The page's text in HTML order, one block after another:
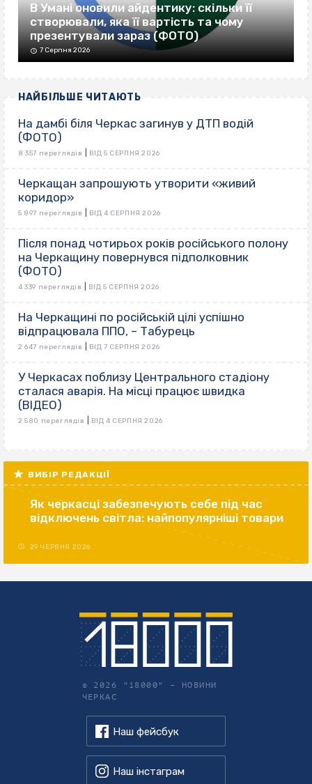
В Умані оновили айдентику: скільки її
створювали, яка її вартість та чому
презентували зараз (ФОТО)
7 Серпня 2026
НАЙБІЛЬШЕ ЧИТАЮТЬ
На дамбі біля Черкас загинув у ДТП водій
(ФОТО)
8 357 переглядів ВІД 5 СЕРПНЯ 2026
Черкащан запрошують утворити «живий
коридор»
5 897 переглядів ВІД 4 СЕРПНЯ 2026
Після понад чотирьох років російського полону
на Черкащину повернувся підполковник
(ФОТО)
4 339 переглядів ВІД 5 СЕРПНЯ 2026
На Черкащині по російській цілі успішно
відпрацювала ППО, – Табурець
2 647 переглядів ВІД 7 СЕРПНЯ 2026
У Черкасах поблизу Центрального стадіону
сталася аварія. На місці працює швидка
(ВІДЕО)
2 580 переглядів ВІД 4 СЕРПНЯ 2026
ВИБІР РЕДАКЦІЇ
Як черкасці забезпечують себе під час
відключень світла: найпопулярніші товари
29 ЧЕРВНЯ 2026
© 2026 "18000" – НОВИНИ
ЧЕРКАС
Наш фейсбук
Наш інстаграм